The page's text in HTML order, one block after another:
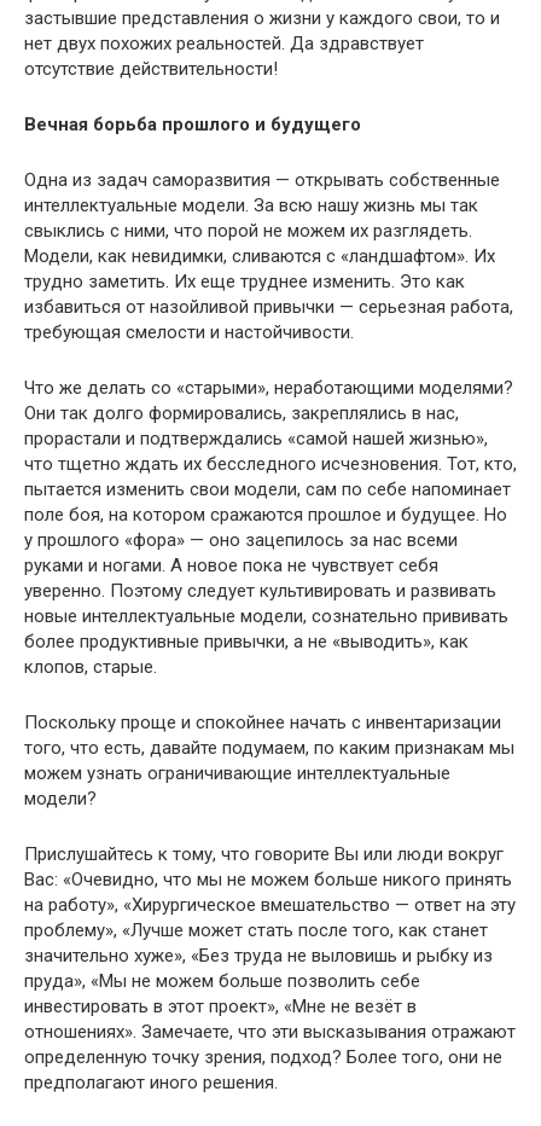
застывшие представления о жизни у каждого свои, то и
нет двух похожих реальностей. Да здравствует
отсутствие действительности!
Вечная борьба прошлого и будущего
Одна из задач саморазвития — открывать собственные
интеллектуальные модели. За всю нашу жизнь мы так
свыклись с ними, что порой не можем их разглядеть.
Модели, как невидимки, сливаются с «ландшафтом». Их
трудно заметить. Их еще труднее изменить. Это как
избавиться от назойливой привычки — серьезная работа,
требующая смелости и настойчивости.
Что же делать со «старыми», неработающими моделями?
Они так долго формировались, закреплялись в нас,
прорастали и подтверждались «самой нашей жизнью»,
что тщетно ждать их бесследного исчезновения. Тот, кто,
пытается изменить свои модели, сам по себе напоминает
поле боя, на котором сражаются прошлое и будущее. Но
у прошлого «фора» — оно зацепилось за нас всеми
руками и ногами. А новое пока не чувствует себя
уверенно. Поэтому следует культивировать и развивать
новые интеллектуальные модели, сознательно прививать
более продуктивные привычки, а не «выводить», как
клопов, старые.
Поскольку проще и спокойнее начать с инвентаризации
того, что есть, давайте подумаем, по каким признакам мы
можем узнать ограничивающие интеллектуальные
модели?
Прислушайтесь к тому, что говорите Вы или люди вокруг
Вас: «Очевидно, что мы не можем больше никого принять
на работу», «Хирургическое вмешательство — ответ на эту
проблему», «Лучше может стать после того, как станет
значительно хуже», «Без труда не выловишь и рыбку из
пруда», «Мы не можем больше позволить себе
инвестировать в этот проект», «Мне не везёт в
отношениях». Замечаете, что эти высказывания отражают
определенную точку зрения, подход? Более того, они не
предполагают иного решения.